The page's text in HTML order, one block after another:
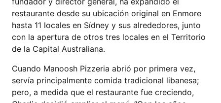
restaurante desde su ubicación original en Enmore
hasta 11 locales en Sídney y sus alrededores, junto
con la apertura de otros tres locales en el Territorio
de la Capital Australiana.
Cuando Manoosh Pizzeria abrió por primera vez,
servía principalmente comida tradicional libanesa;
pero, a medida que el restaurante fue creciendo,